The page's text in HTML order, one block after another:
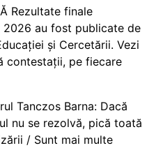
Rezultate finale
2026 au fost publicate de
și Cercetării. Vezi
contestații, pe fiecare
Tanczos Barna: Dacă
nu se rezolvă, pică toată
/ Sunt mai multe